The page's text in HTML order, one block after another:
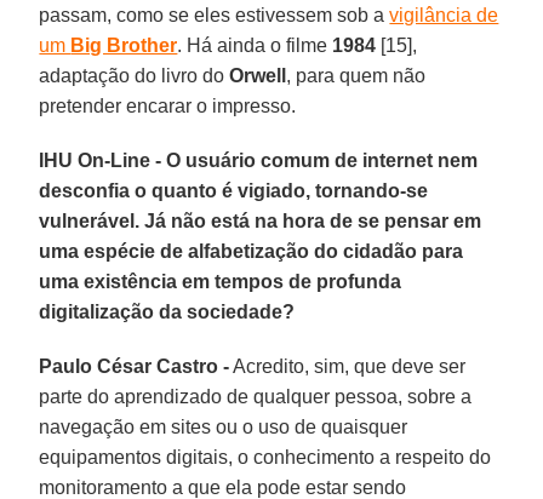
passam, como se eles estivessem sob avigilância de
um Big Brother. Há ainda o filme 1984 [15],
adaptação do livro doOrwell , para quem não
pretender encarar o impresso.
IHU On-Line - O usuário comum de internet nem
desconfia o quanto é vigiado, tornando-se
vulnerável. Já não está na hora de se pensar em
uma espécie de alfabetização do cidadão para
uma existência em tempos de profunda
digitalização da sociedade?
Paulo César Castro -Acredito, sim, que deve ser
parte do aprendizado de qualquer pessoa, sobre a
navegação em sites ou o uso de quaisquer
equipamentos digitais, o conhecimento a respeito do
monitoramento a que ela pode estar sendo